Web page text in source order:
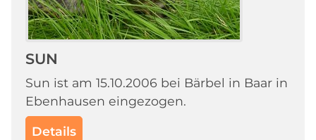
SUN
Sun ist am 15.10.2006 bei Bärbel in Baar in
Ebenhausen eingezogen.
Details